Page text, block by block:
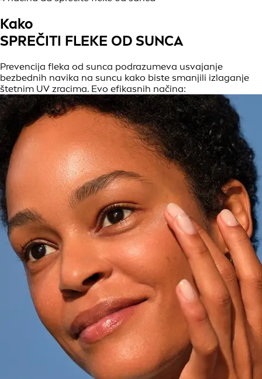
Kako
SPREČITI FLEKE OD SUNCA
Prevencija fleka od sunca podrazumeva usvajanje
bezbednih navika na suncu kako biste smanjili izlaganje
štetnim UV zracima. Evo efikasnih načina: